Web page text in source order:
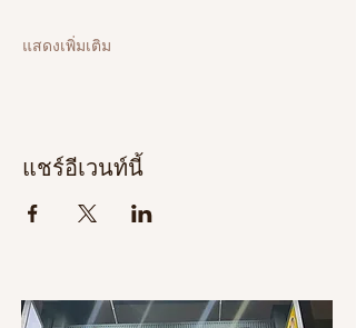
แสดงเพิ่มเติม
แชร์อีเวนท์นี้